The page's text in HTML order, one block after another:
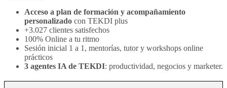
Acceso a plan de formación y acompañamiento
personalizado con TEKDI plus
+3.027 clientes satisfechos
100% Online a tu ritmo
Sesión inicial 1 a 1, mentorías, tutor y workshops online
prácticos
3 agentes IA de TEKDI: productividad, negocios y marketer.